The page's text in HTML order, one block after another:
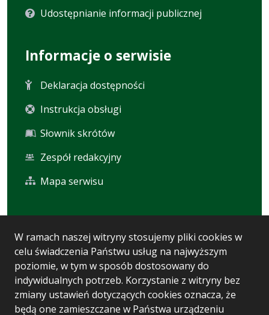
W ramach naszej witryny stosujemy pliki cookies w
celu świadczenia Państwu usług na najwyższym
poziomie, w tym w sposób dostosowany do
indywidualnych potrzeb. Korzystanie z witryny bez
zmiany ustawień dotyczących cookies oznacza, że
będą one zamieszczane w Państwa urządzeniu
Udostępnianie informacji publicznej
Informacje o serwisie
Deklaracja dostępności
Instrukcja obsługi
Słownik skrótów
Zespół redakcyjny
Mapa serwisu
Statystyki oglądalności
Ostatnio dodane
Polityka prywatności